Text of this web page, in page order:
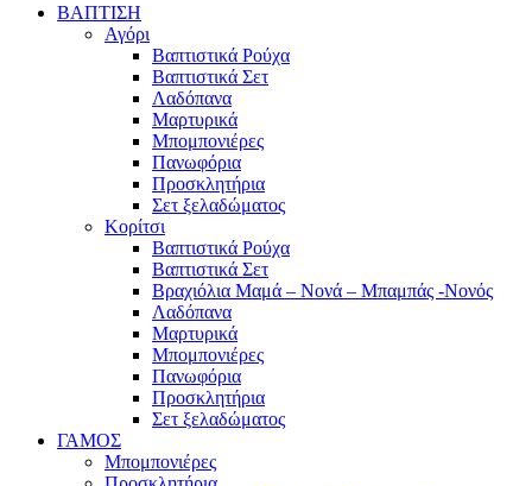
ΒΑΠΤΙΣΗ
Αγόρι
Βαπτιστικά Ρούχα
Βαπτιστικά Σετ
Λαδόπανα
Μαρτυρικά
Μπομπονιέρες
Πανωφόρια
Προσκλητήρια
Σετ ξελαδώματος
Κορίτσι
Βαπτιστικά Ρούχα
Βαπτιστικά Σετ
Βραχιόλια Μαμά – Νονά – Μπαμπάς -Νονός
Λαδόπανα
Μαρτυρικά
Μπομπονιέρες
Πανωφόρια
Προσκλητήρια
Σετ ξελαδώματος
ΓΑΜΟΣ
Μπομπονιέρες